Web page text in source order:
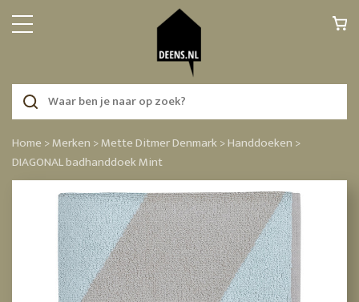
Home >Merken >Mette Ditmer Denmark >Handdoeken >
DIAGONAL badhanddoek Mint